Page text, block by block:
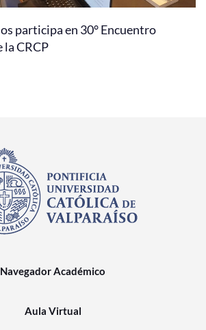
participa en 30° Encuentro
la CRCP
Navegador Académico
Aula Virtual